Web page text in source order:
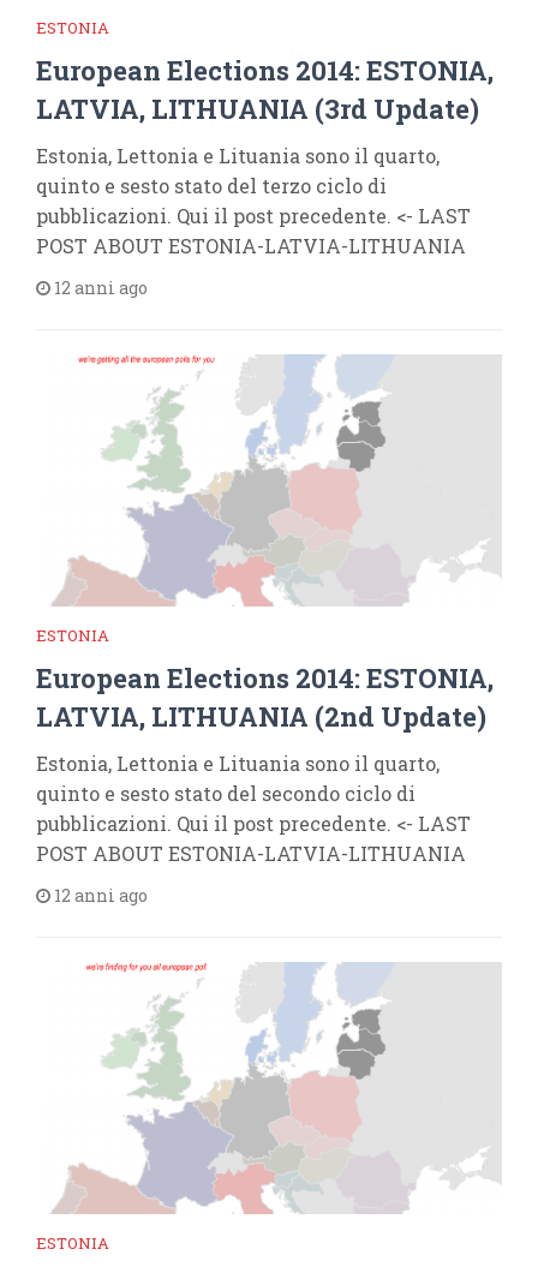
ESTONIA
European Elections 2014: ESTONIA,
LATVIA, LITHUANIA (3rd Update)
Estonia, Lettonia e Lituania sono il quarto,
quinto e sesto stato del terzo ciclo di
pubblicazioni. Qui il post precedente. <- LAST
POST ABOUT ESTONIA-LATVIA-LITHUANIA
12 anni ago
ESTONIA
European Elections 2014: ESTONIA,
LATVIA, LITHUANIA (2nd Update)
Estonia, Lettonia e Lituania sono il quarto,
quinto e sesto stato del secondo ciclo di
pubblicazioni. Qui il post precedente. <- LAST
POST ABOUT ESTONIA-LATVIA-LITHUANIA
12 anni ago
ESTONIA